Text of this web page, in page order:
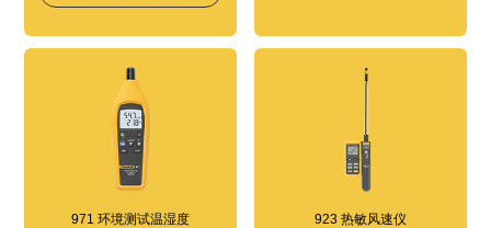
971 环境测试温湿度 923 热敏风速仪